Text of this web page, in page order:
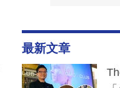
最新文章